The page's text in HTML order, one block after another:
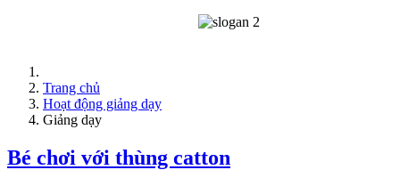
Trang chủ
Hoạt động giảng dạy
Giảng dạy
Bé chơi với thùng catton